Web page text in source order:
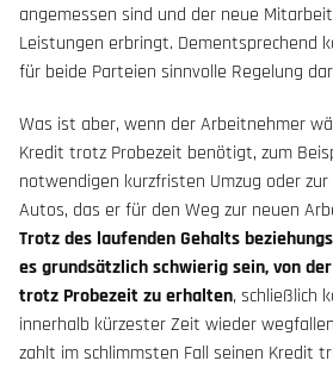
angemessen sind und der neue
Leistungen erbringt. Dementsprechend
für beide Parteien sinnvolle Regelung
Was ist aber, wenn der Arbeitnehmer
Kredit trotz Probezeit benötigt, zum
notwendigen kurzfristen Umzug oder zur
Autos, das er für den Weg zur neuen
Trotz des laufenden Gehalts
es grundsätzlich schwierig sein, von
trotz Probezeit zu erhalten, schließlich
innerhalb kürzester Zeit wieder
zahlt im schlimmsten Fall seinen Kredit